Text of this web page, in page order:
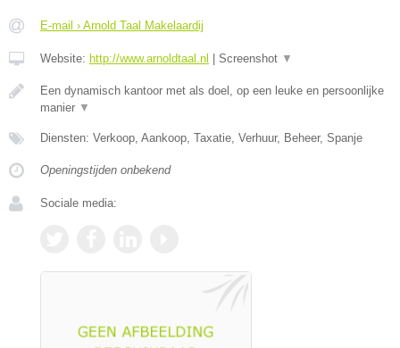
E-mail › Arnold Taal Makelaardij
Website: http://www.arnoldtaal.nl Screenshot ▼
Een dynamisch kantoor met als doel, op een leuke en persoonlijke
manier ▼
Diensten: Verkoop, Aankoop, Taxatie, Verhuur, Beheer, Spanje
Openingstijden onbekend
Sociale media: